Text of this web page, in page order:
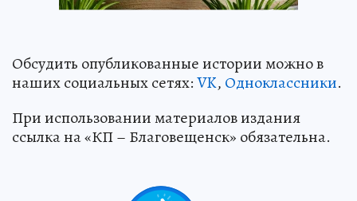
Обсудить опубликованные истории можно в
наших социальных сетях:VK, Одноклассники.
При использовании материалов издания
ссылка на «КП – Благовещенск» обязательна.